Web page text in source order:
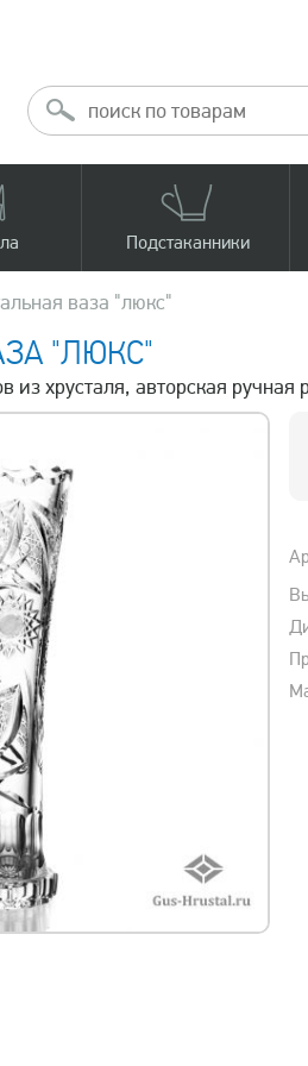
Подстаканники
ваза "люкс"
"ЛЮКС"
из хрусталя, авторская ручная